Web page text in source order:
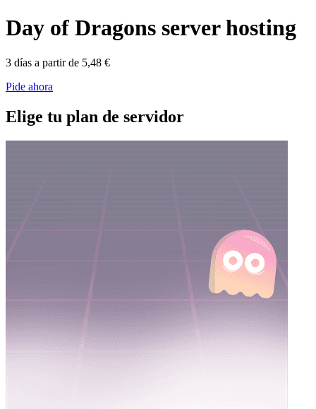
Day of Dragons server hosting
3 días a partir de 5,48 €
Pide ahora
Elige tu plan de servidor